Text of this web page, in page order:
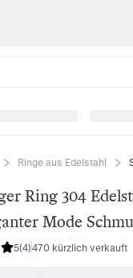
Ringe aus Edelstahl
Ring 304
Mode
5(4)470 kürzlich verkauft